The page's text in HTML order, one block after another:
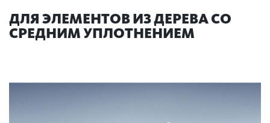
ДЛЯ ЭЛЕМЕНТОВ ИЗ ДЕРЕВА СО
СРЕДНИМ УПЛОТНЕНИЕМ